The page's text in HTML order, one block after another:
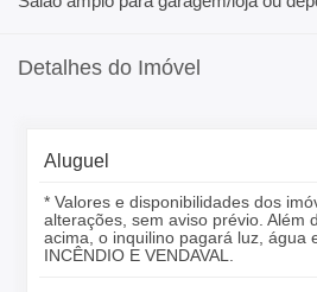
Detalhes do Imóvel
Aluguel
* Valores e disponibilidades dos
alterações, sem aviso prévio. Além
acima, o inquilino pagará luz, água
INCÊNDIO E VENDAVAL.